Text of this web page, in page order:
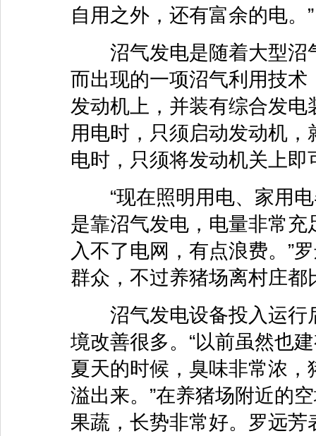
自用之外，还有富余的电。”
沼气发电是随着大型沼
而出现的一项沼气利用技
发动机上，并装有综合发
用电时，只须启动发动机
电时，只须将发动机关上即
“现在照明用电、家用电
是靠沼气发电，电量非常
入不了电网，有点浪费。”
群众，不过养猪场离村庄都
沼气发电设备投入运行
境改善很多。“以前虽然也
夏天的时候，臭味非常浓
溢出来。”在养猪场附近的
果蔬，长势非常好。罗远